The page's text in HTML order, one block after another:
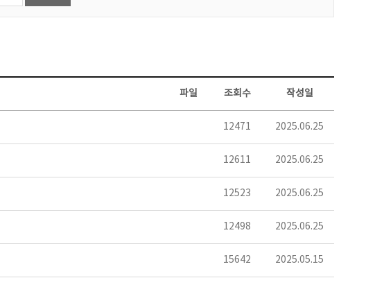
파일 조회수 작성일
12471 2025.06.25
12611 2025.06.25
12523 2025.06.25
12498 2025.06.25
15642 2025.05.15